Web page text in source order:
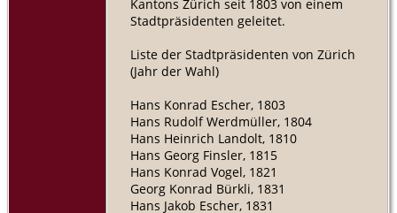
Kantons Zürich seit 1803 von einem
Stadtpräsidenten geleitet.
Liste der Stadtpräsidenten von Zürich
(Jahr der Wahl)
Hans Konrad Escher, 1803
Hans Rudolf Werdmüller, 1804
Hans Heinrich Landolt, 1810
Hans Georg Finsler, 1815
Hans Konrad Vogel, 1821
Georg Konrad Bürkli, 1831
Hans Jakob Escher, 1831